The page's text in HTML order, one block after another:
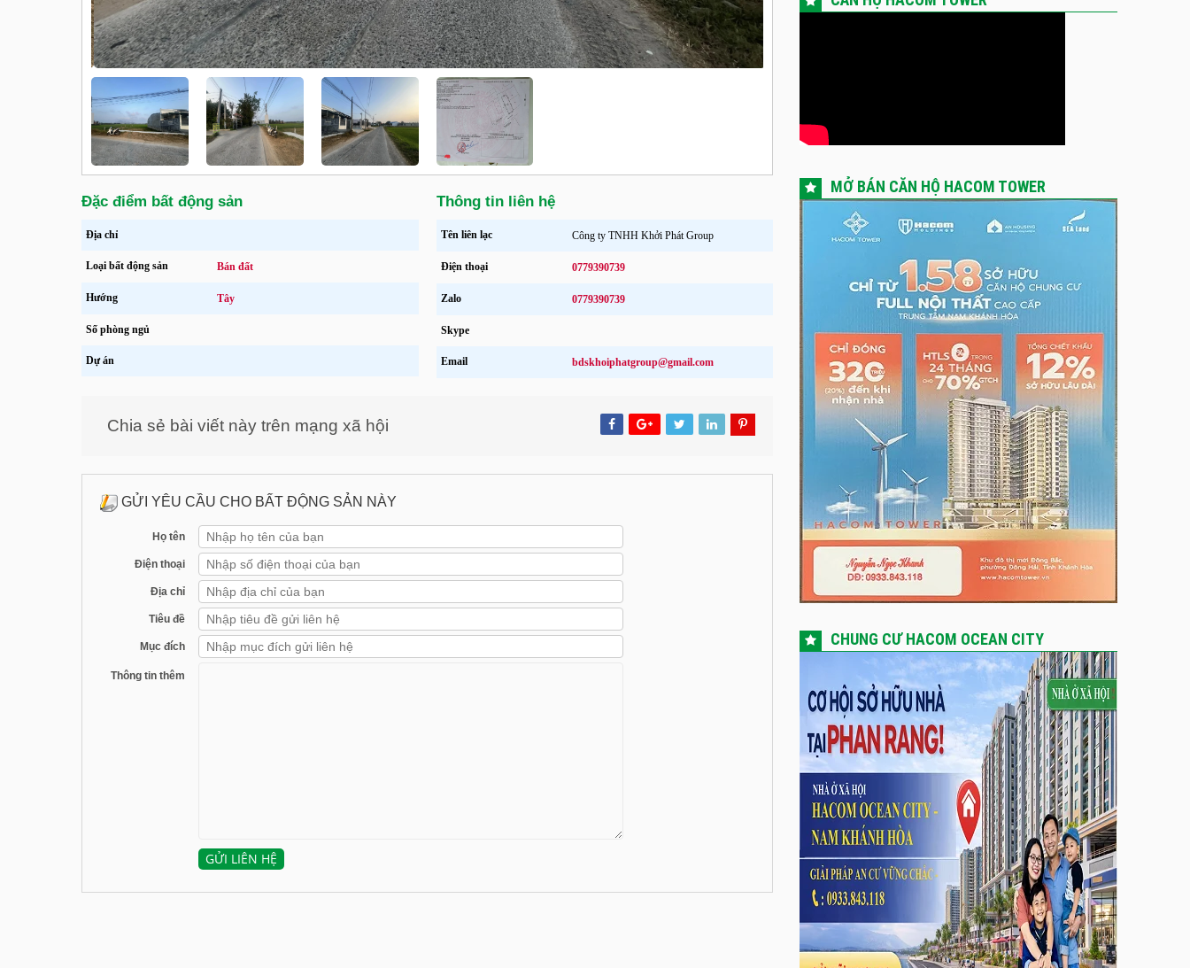
Đặc điểm bất động sản
Địa chỉ
Loại bất động sản Bán đất
Hướng Tây
Số phòng ngủ
Dự án
Thông tin liên hệ
Tên liên lạc Công ty TNHH Khởi Phát Group
Điện thoại 0779390739
Zalo 0779390739
Skype
Email bdskhoiphatgroup@gmail.com
Chia sẻ bài viết này trên mạng xã hội
GỬI YÊU CẦU CHO BẤT ĐỘNG SẢN NÀY
Họ tên
Điện thoại
Địa chỉ
Tiêu đề
Mục đích
Thông tin thêm
MỞ BÁN CĂN HỘ HACOM TOWER
CHUNG CƯ HACOM OCEAN CITY